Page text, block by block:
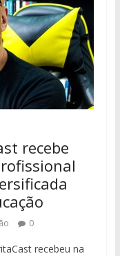
recebe
0
recebeu na